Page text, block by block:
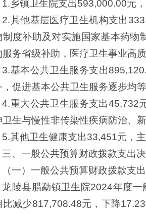
1.乡镇卫生院支出593,000.00元
2.其他基层医疗卫生机构支出
制度补助及对实施国家基本药物
服务省级补助，医疗卫生事业高
3.基本公共卫生服务支出
，促进基本公共卫生服务逐步均
4.重大公共卫生服务支出45,732
卫生与慢性非传染性疾病防治、
5.其他卫生健康支出33,451元，
三、一般公共预算财政拨款支出
（一）一般公共预算财政拨款支
龙陵县腊勐镇卫生院2024年度
比减少817,708.48元，下降